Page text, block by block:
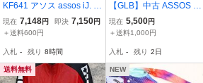
KF641 アソス assos iJ. h
abu5 長袖 サイクルジャ
ージ 白 黒 S
現在 7,148円 即決 7,150円
＋送料600円
入札 - 残り 8時間
【GLB】中古 ASSOS MIL
LE JACKET EV07 サイク
ルジャージ 長袖 サイズ
現在 5,500円
＋送料1,000円
入札 - 残り 2日
送料無料 NEW